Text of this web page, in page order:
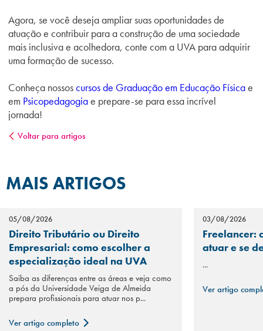
Agora, se você deseja ampliar suas oportunidades de
atuação e contribuir para a construção de uma sociedade
mais inclusiva e acolhedora, conte com a UVA para adquirir
uma formação de sucesso.
Conheça nossoscursos de Graduação em Educação Físicae
em Psicopedagogiae prepare-se para essa incrível
jornada!
Voltar para artigos
MAIS ARTIGOS
05/08/2026
Direito Tributário ou Direito
Empresarial: como escolher a
especialização ideal na UVA
Saiba as diferenças entre as áreas e veja como
a pós da Universidade Veiga de Almeida
prepara profissionais para atuar nos p...
Ver artigo completo
03/08/2026
Freelancer:
atuar e se
...
Ver artigo